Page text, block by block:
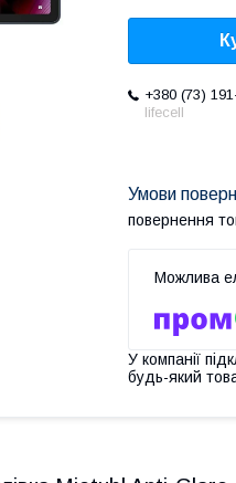
+380 (73)
lifecell
повернення
У компанії
будь-який